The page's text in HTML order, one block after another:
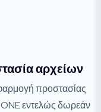
αρχείων
προστασίας
εντελώς δωρεάν